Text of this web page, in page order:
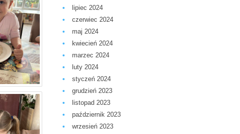
lipiec 2024
czerwiec 2024
maj 2024
kwiecień 2024
marzec 2024
luty 2024
styczeń 2024
grudzień 2023
listopad 2023
październik 2023
wrzesień 2023